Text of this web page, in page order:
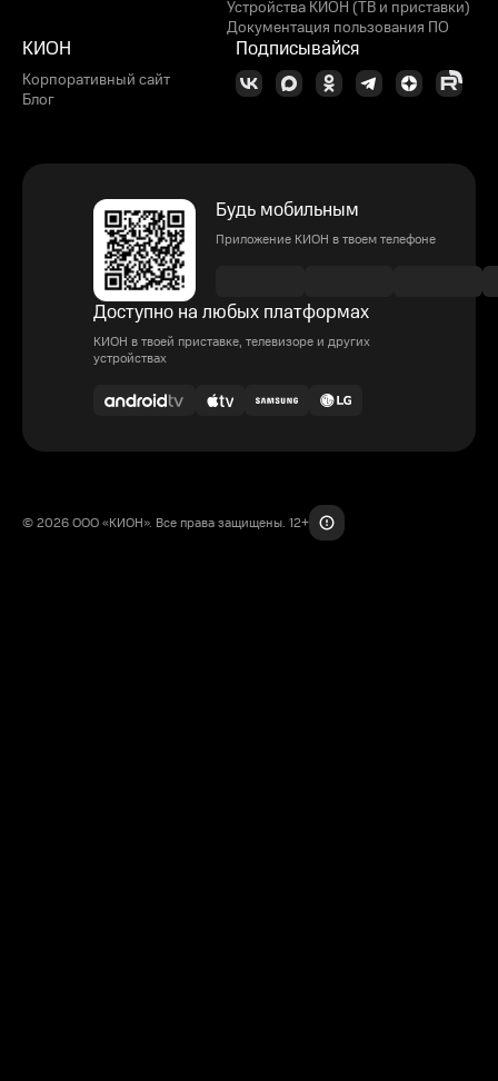
Устройства КИОН (ТВ и приставки)
Документация пользования ПО
КИОН
Корпоративный сайт
Блог
Подписывайся
Будь мобильным
Приложение КИОН в твоем телефоне
Доступно на любых платформах
КИОН в твоей приставке, телевизоре и других
устройствах
© 2026 ООО «КИОН». Все права защищены. 12+